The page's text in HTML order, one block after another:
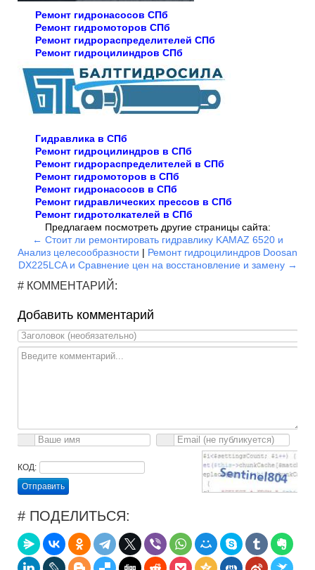
Ремонт гидронасосов СПб
Ремонт гидромоторов СПб
Ремонт гидрораспределителей СПб
Ремонт гидроцилиндров СПб
Гидравлика в СПб
Ремонт гидроцилиндров в СПб
Ремонт гидрораспределителей в СПб
Ремонт гидромоторов в СПб
Ремонт гидронасосов в СПб
Ремонт гидравлических прессов в СПб
Ремонт гидротолкателей в СПб
Предлагаем посмотреть другие страницы сайта:
← Стоит ли ремонтировать гидравлику KAMAZ 6520 и
Анализ целесообразности | Ремонт гидроцилиндров Doosan
DX225LCA и Сравнение цен на восстановление и замену →
# КОММЕНТАРИЙ:
Добавить комментарий
КОД:
Отправить
# ПОДЕЛИТЬСЯ: